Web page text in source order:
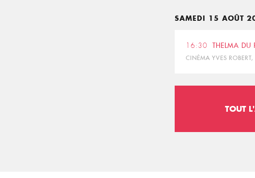
SAMEDI 15 AOÛT
16:30 THELMA DU
CINÉMA YVES
TOUT